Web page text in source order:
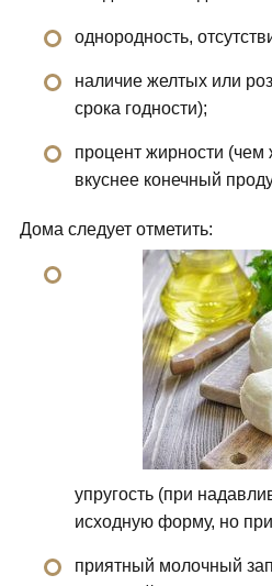
однородность,
наличие желтых или
срока годности);
процент жирности
вкуснее конечный
Дома следует отметить:
упругость (при
исходную форму, но
приятный молочный